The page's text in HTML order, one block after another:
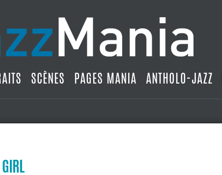
SCÈNES PAGES MANIA ANTHOLO-JAZZ